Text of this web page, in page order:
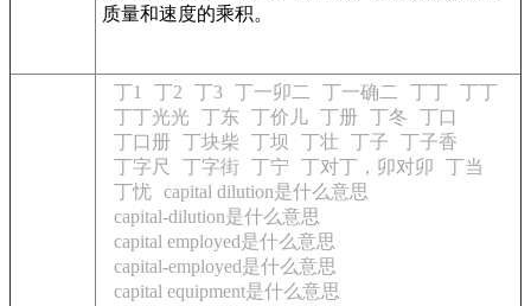
质量和速度的乘积。
丁1 丁2 丁3 丁一卯二 丁一确二 丁丁 丁丁
丁丁光光
丁东 丁价儿 丁册 丁冬
丁口
丁口册 丁块柴 丁坝 丁壮 丁子
丁子香
丁字尺
丁字街 丁宁 丁对丁，卯对卯
丁当
丁忧 capital dilution是什么意思
capital-dilution是什么意思
capital employed是什么意思
capital-employed是什么意思
capital equipment是什么意思